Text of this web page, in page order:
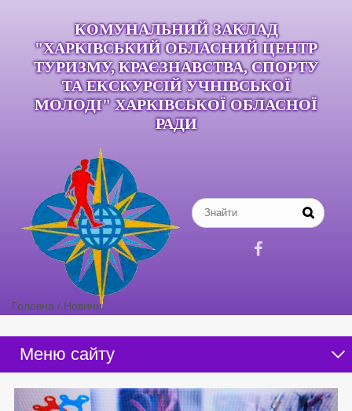
КОМУНАЛЬНИЙ ЗАКЛАД
"ХАРКІВСЬКИЙ ОБЛАСНИЙ ЦЕНТР
ТУРИЗМУ, КРАЄЗНАВСТВА, СПОРТУ
ТА ЕКСКУРСІЙ УЧНІВСЬКОЇ
МОЛОДІ" ХАРКІВСЬКОЇ ОБЛАСНОЇ
РАДИ

Головна / Новини
Меню сайту